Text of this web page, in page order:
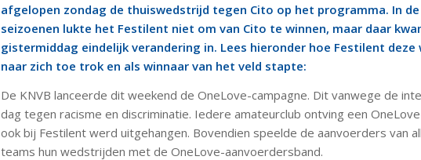
afgelopen zondag de thuiswedstrijd tegen Cito op het programma. In
seizoenen lukte het Festilent niet om van Cito te winnen, maar daar
gistermiddag eindelijk verandering in. Lees hieronder hoe Festilent deze
naar zich toe trok en als winnaar van het veld stapte:
De KNVB lanceerde dit weekend de OneLove-campagne. Dit vanwege de
dag tegen racisme en discriminatie. Iedere amateurclub ontving een
ook bij Festilent werd uitgehangen. Bovendien speelde de aanvoerders van
teams hun wedstrijden met de OneLove-aanvoerdersband.